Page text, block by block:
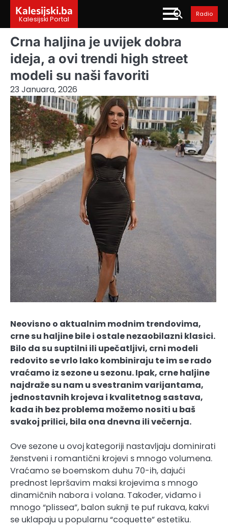
content
Kalesijski.ba
Kalesijski Portal
Radio
Crna haljina je uvijek dobra
ideja, a ovi trendi high street
modeli su naši favoriti
23 Januara, 2026
Neovisno o aktualnim modnim trendovima,
crne su haljine bile i ostale nezaobilazni klasici.
Bilo da su suptilni ili upečatljivi, crni modeli
redovito se vrlo lako kombiniraju te im se rado
vraćamo iz sezone u sezonu. Ipak, crne haljine
najdraže su nam u svestranim varijantama,
jednostavnih krojeva i kvalitetnog sastava,
kada ih bez problema možemo nositi u baš
svakoj prilici, bila ona dnevna ili večernja.
Ove sezone u ovoj kategoriji nastavljaju dominirati
ženstveni i romantični krojevi s mnogo volumena.
Vraćamo se boemskom duhu 70-ih, dajući
prednost lepršavim maksi krojevima s mnogo
dinamičnih nabora i volana. Također, viđamo i
mnogo “plissea”, balon suknji te puf rukava, kakvi
se uklapaju u popularnu “coquette” estetiku.